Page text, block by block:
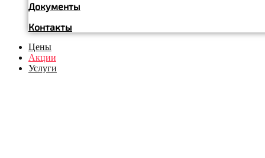
Документы
Контакты
Цены
Акции
Услуги